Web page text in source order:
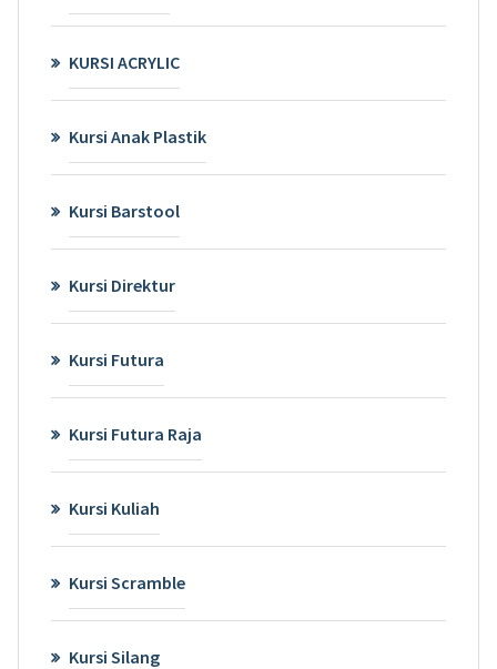
KURSI ACRYLIC
Kursi Anak Plastik
Kursi Barstool
Kursi Direktur
Kursi Futura
Kursi Futura Raja
Kursi Kuliah
Kursi Scramble
Kursi Silang